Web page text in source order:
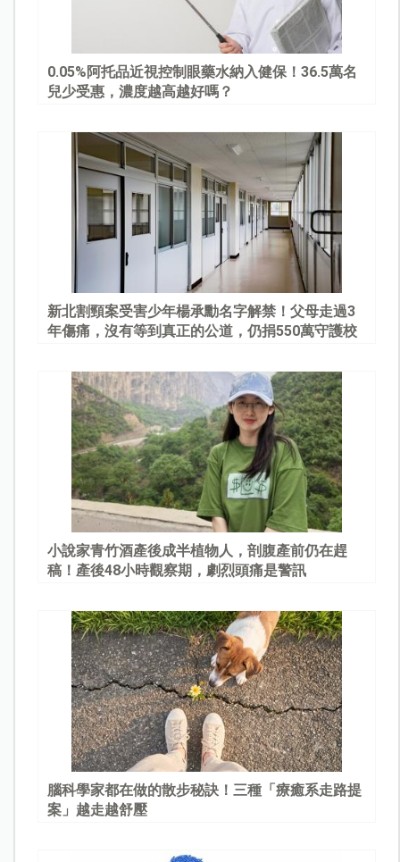
0.05%阿托品近視控制眼藥水納入健保！36.5萬名
兒少受惠，濃度越高越好嗎？
新北割頸案受害少年楊承勳名字解禁！父母走過3
年傷痛，沒有等到真正的公道，仍捐550萬守護校
小說家青竹酒產後成半植物人，剖腹產前仍在趕
稿！產後48小時觀察期，劇烈頭痛是警訊
腦科學家都在做的散步秘訣！三種「療癒系走路提
案」越走越舒壓